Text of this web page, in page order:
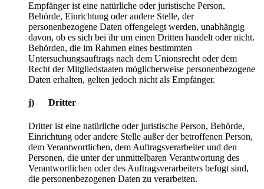
Empfänger ist eine natürliche oder juristische Person,
Behörde, Einrichtung oder andere Stelle, der
personenbezogene Daten offengelegt werden, unabhängig
davon, ob es sich bei ihr um einen Dritten handelt oder nicht.
Behörden, die im Rahmen eines bestimmten
Untersuchungsauftrags nach dem Unionsrecht oder dem
Recht der Mitgliedstaaten möglicherweise personenbezogene
Daten erhalten, gelten jedoch nicht als Empfänger.
j) Dritter
Dritter ist eine natürliche oder juristische Person, Behörde,
Einrichtung oder andere Stelle außer der betroffenen Person,
dem Verantwortlichen, dem Auftragsverarbeiter und den
Personen, die unter der unmittelbaren Verantwortung des
Verantwortlichen oder des Auftragsverarbeiters befugt sind,
die personenbezogenen Daten zu verarbeiten.